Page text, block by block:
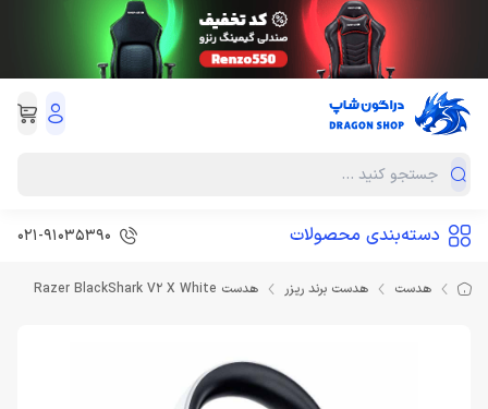
دسته‌بندی محصولات 021-91035390
هدست هدست برند ریزر هدست Razer BlackShark V2 X White